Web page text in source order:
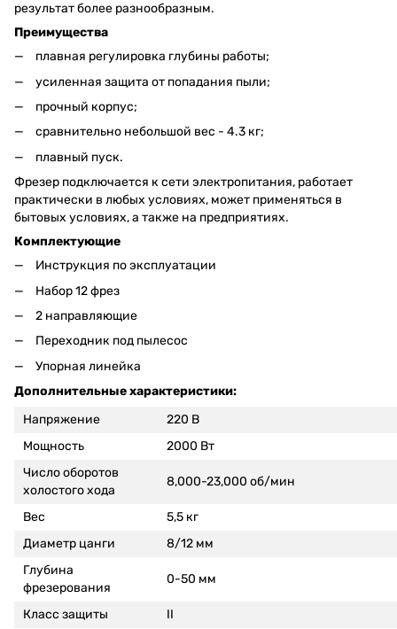
результат более разнообразным.
Преимущества
плавная регулировка глубины работы;
усиленная защита от попадания пыли;
прочный корпус;
сравнительно небольшой вес - 4.3 кг;
плавный пуск.
Фрезер подключается к сети электропитания, работает
практически в любых условиях, может применяться в
бытовых условиях, а также на предприятиях.
Комплектующие
Инструкция по эксплуатации
Набор 12 фрез
2 направляющие
Переходник под пылесос
Упорная линейка
Дополнительные характеристики:
Напряжение
220 В
Мощность
2000 Вт
Число оборотов
холостого хода
8,000-23,000 об/мин
Вес
5,5 кг
Диаметр цанги
8/12 мм
Глубина
фрезерования
0-50 мм
Класс защиты
II